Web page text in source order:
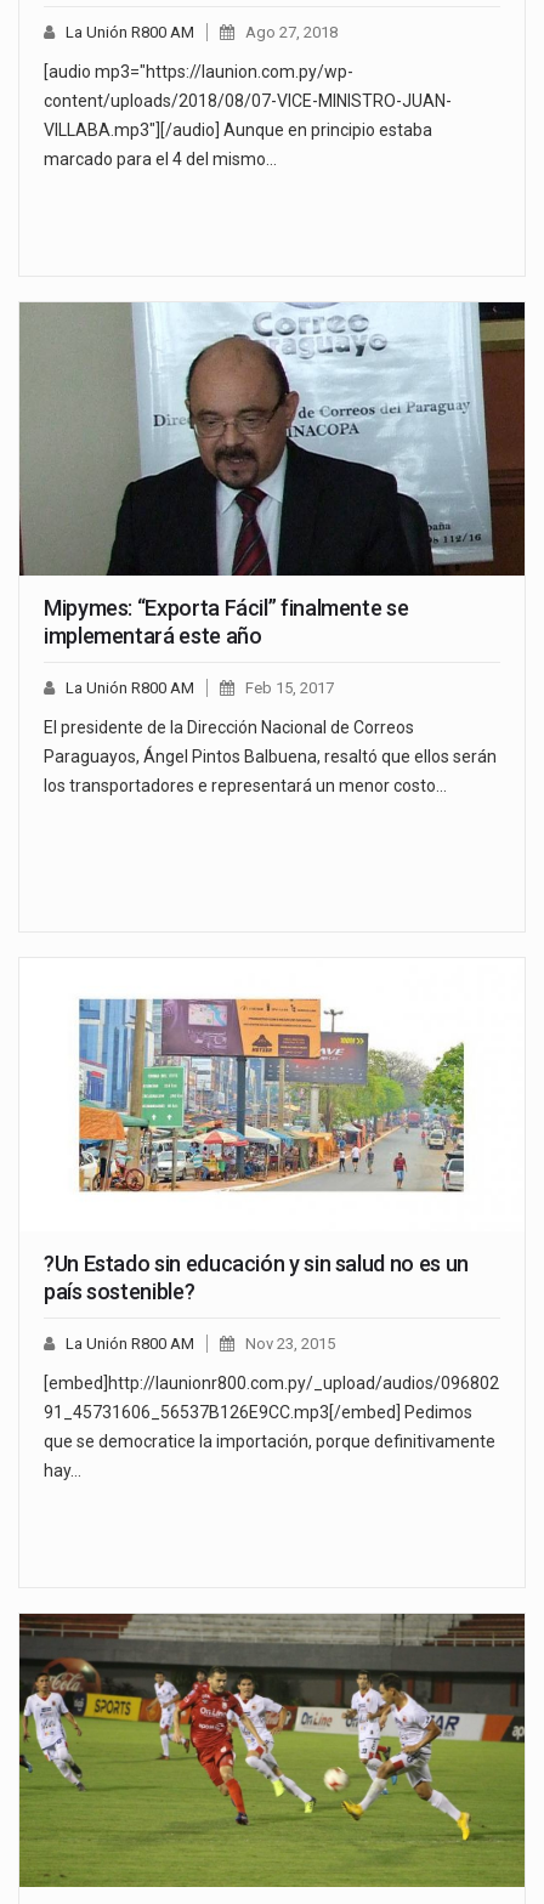
La Unión R800 AM Ago 27, 2018
[audio mp3="https://launion.com.py/wp-
content/uploads/2018/08/07-VICE-MINISTRO-JUAN-
VILLABA.mp3"][/audio] Aunque en principio estaba
marcado para el 4 del mismo…
Mipymes: “Exporta Fácil” finalmente se
implementará este año
La Unión R800 AM Feb 15, 2017
El presidente de la Dirección Nacional de Correos
Paraguayos, Ángel Pintos Balbuena, resaltó que ellos serán
los transportadores e representará un menor costo…
?Un Estado sin educación y sin salud no es un
país sostenible?
La Unión R800 AM Nov 23, 2015
[embed]http://launionr800.com.py/_upload/audios/096802
91_45731606_56537B126E9CC.mp3[/embed] Pedimos
que se democratice la importación, porque definitivamente
hay…